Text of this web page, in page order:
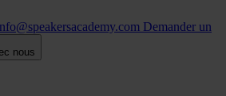
Demander un
nous